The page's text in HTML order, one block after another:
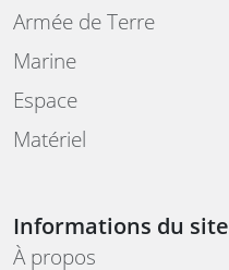
Armée de Terre
Marine
Espace
Matériel
Informations du site
À propos